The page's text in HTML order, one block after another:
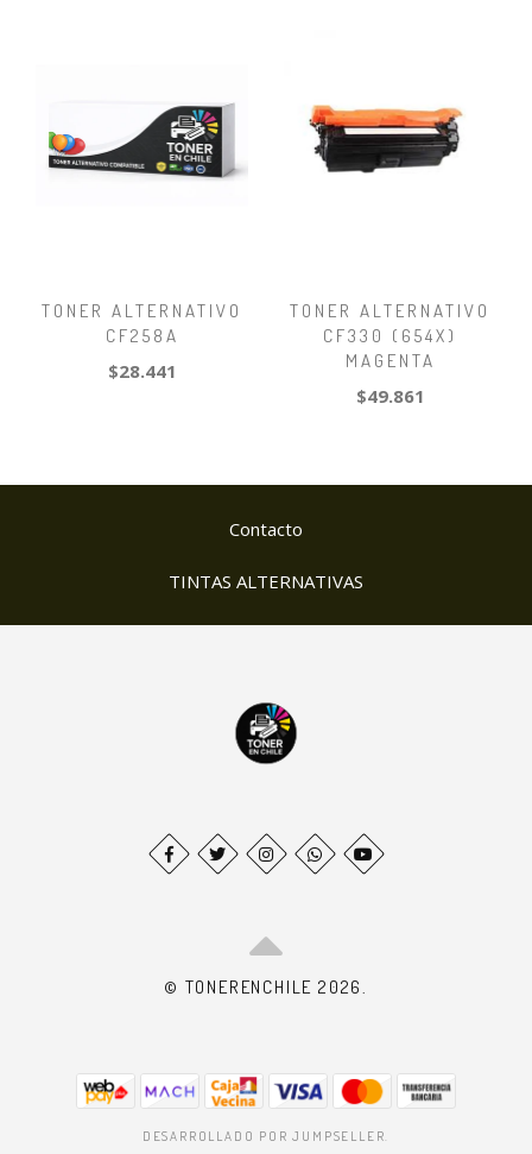
TONER ALTERNATIVO
CF258A
$28.441
TONER ALTERNATIVO
CF330 (654X)
MAGENTA
$49.861
Contacto
TINTAS ALTERNATIVAS
© TONERENCHILE 2026.
DESARROLLADO POR JUMPSELLER.